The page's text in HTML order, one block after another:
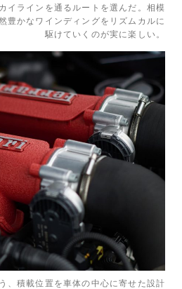
イラインを通るルートを選んだ。相模
豊かなワインディングをリズムカルに
駆けていくのが実に楽しい。
、積載位置を車体の中心に寄せた設計